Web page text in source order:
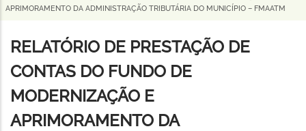
de
navegação
APRIMORAMENTO DA ADMINISTRAÇÃO TRIBUTÁRIA DO MUNICÍPIO – FMAATM
RELATÓRIO DE PRESTAÇÃO DE
CONTAS DO FUNDO DE
MODERNIZAÇÃO E
APRIMORAMENTO DA